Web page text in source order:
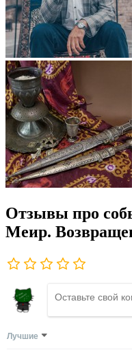
Отзывы про
Меир.
Лучшие